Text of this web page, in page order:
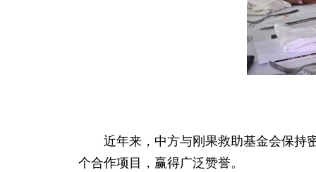
近年来，中方与刚果救助基金会保持
个合作项目，赢得广泛赞誉。